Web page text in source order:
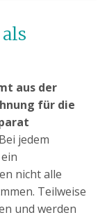
aus der
für die
jedem
nicht alle
Teilweise
und werden